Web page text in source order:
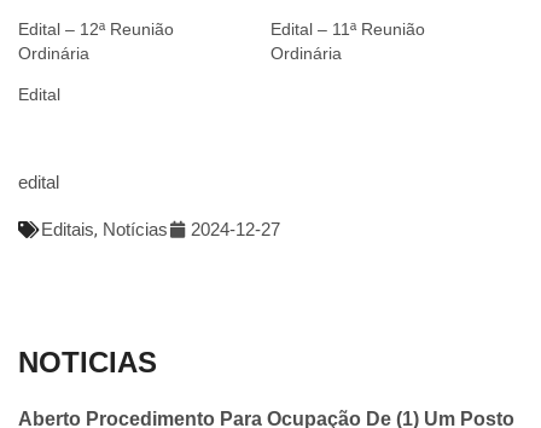
Edital – 12ª Reunião
Ordinária
Edital – 11ª Reunião
Ordinária
Edital
edital
Editais, Notícias 2024-12-27
NOTICIAS
Aberto Procedimento Para Ocupação De (1) Um Posto